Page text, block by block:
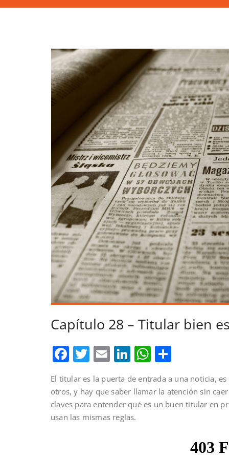
Capítulo 28 – Titular bien
Facebook
Twitter
EmailLinkedIn
WhatsApp
El titular es la puerta de entrada a una noticia,
otros, y hay que saber llamar la atención sin
claves para entender qué es un buen titular en
usan las mismas reglas.